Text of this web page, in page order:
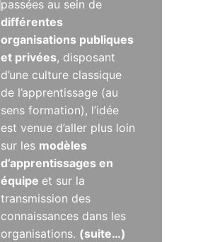
passées au sein de
différentes
organisations publiques
et privées, disposant
d’une culture classique
de l’apprentissage (au
sens formation), l’idée
est venue d’aller plus loin
sur les modèles
d’apprentissages en
équipe et sur la
transmission des
connaissances dans les
organisations. (suite…)